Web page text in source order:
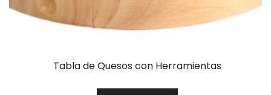
Tabla de Quesos con Herramientas